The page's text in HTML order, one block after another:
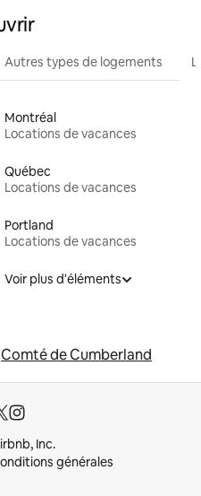
Autres types de logements
Montréal
Locations de vacances
Québec
Locations de vacances
Portland
Locations de vacances
Voir plus d'éléments
Comté de Cumberland
Inc.
générales